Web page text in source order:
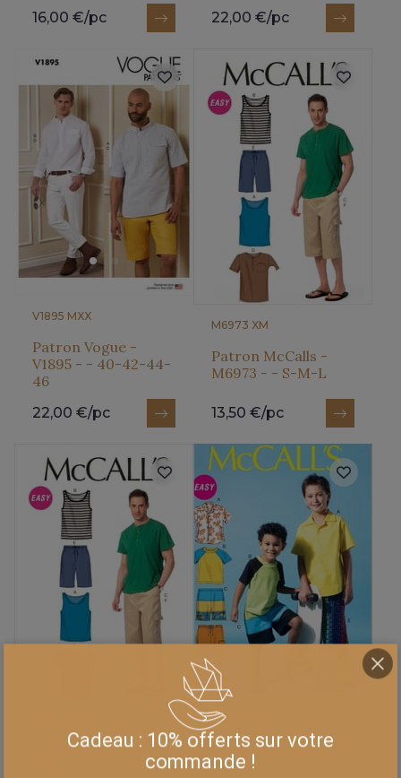
16,00 €/pc 22,00 €/pc
V1895 MXX
Patron Vogue -
V1895 - - 40-42-44-
46
22,00 €/pc
M6973 XM
Patron McCalls -
M6973 - - S-M-L
13,50 €/pc
Patron McCalls -
M6973 - - XL-XXL-
M6548 CHJ
Patron McCalls -
M6548 - - 7-8-10-
Cadeau : 10% offerts sur votre
commande !